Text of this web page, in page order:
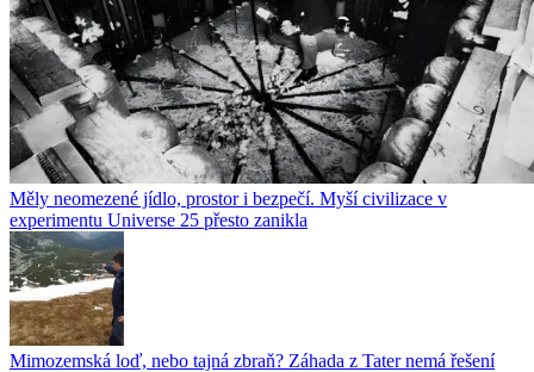
Měly neomezené jídlo, prostor i bezpečí. Myší civilizace v
experimentu Universe 25 přesto zanikla
Mimozemská loď, nebo tajná zbraň? Záhada z Tater nemá řešení